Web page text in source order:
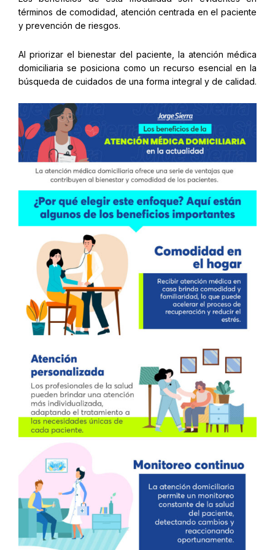
términos de comodidad, atención centrada en el paciente
y prevención de riesgos.
Al priorizar el bienestar del paciente, la atención médica
domiciliaria se posiciona como un recurso esencial en la
búsqueda de cuidados de una forma integral y de calidad.